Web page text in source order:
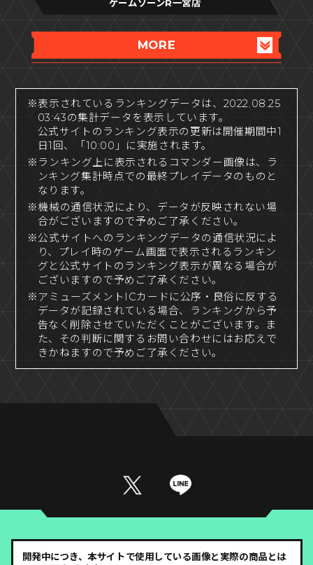
ゲームゾーンR一宮店
MORE
※表示されているランキングデータは、2022.08.25
03:43の集計データを表示しています。
公式サイトのランキング表示の更新は開催期間中1
日1回、「10:00」に実施されます。
※ランキング上に表示されるコマンダー画像は、ラ
ンキング集計時点での最終プレイデータのものと
なります。
※機械の通信状況により、データが反映されない場
合がございますので予めご了承ください。
※公式サイトへのランキングデータの通信状況によ
り、プレイ時のゲーム画面で表示されるランキン
グと公式サイトのランキング表示が異なる場合が
ございますので予めご了承ください。
※アミューズメントICカードに公序・良俗に反する
データが記録されている場合、ランキングから予
告なく削除させていただくことがございます。ま
た、その判断に関するお問い合わせにはお応えで
きかねますので予めご了承ください。
開発中につき、本サイトで使用している画像と実際の商品とは